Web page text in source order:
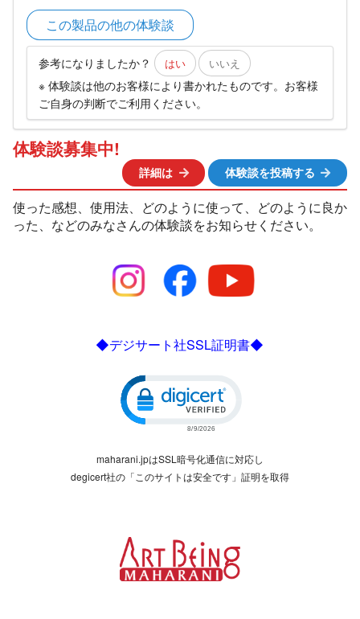
この製品の他の体験談
参考になりましたか？ はい いいえ
※ 体験談は他のお客様により書かれたものです。お客様
ご自身の判断でご利用ください。
体験談募集中!
体験談を投稿する
詳細は
使った感想、使用法、どのように使って、どのように良か
った、などのみなさんの体験談をお知らせください。
◆デジサート社SSL証明書◆
maharani.jpはSSL暗号化通信に対応し
degicert社の「このサイトは安全です」証明を取得